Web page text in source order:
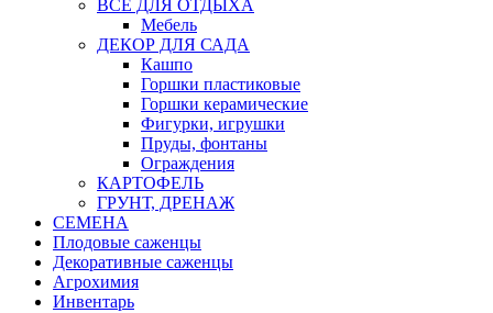
ВСЕ ДЛЯ ОТДЫХА
Мебель
ДЕКОР ДЛЯ САДА
Кашпо
Горшки пластиковые
Горшки керамические
Фигурки, игрушки
Пруды, фонтаны
Ограждения
КАРТОФЕЛЬ
ГРУНТ, ДРЕНАЖ
СЕМЕНА
Плодовые саженцы
Декоративные саженцы
Агрохимия
Инвентарь